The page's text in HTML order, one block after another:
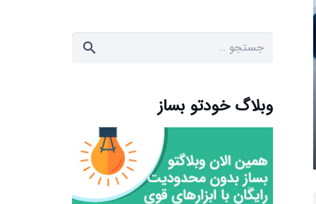
جستجو
وبلاگ خودتو بساز